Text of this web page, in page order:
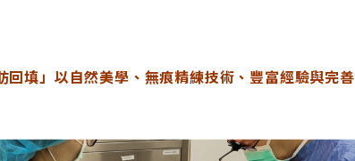
填」以自然美學、無痕精練技術、豐富經驗與完善